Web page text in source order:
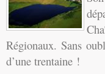
Régionaux. Sans
d’une trentaine !